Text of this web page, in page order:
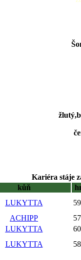
Kariéra stáje
kůň
LUKYTTA
ACHIPP
LUKYTTA
LUKYTTA